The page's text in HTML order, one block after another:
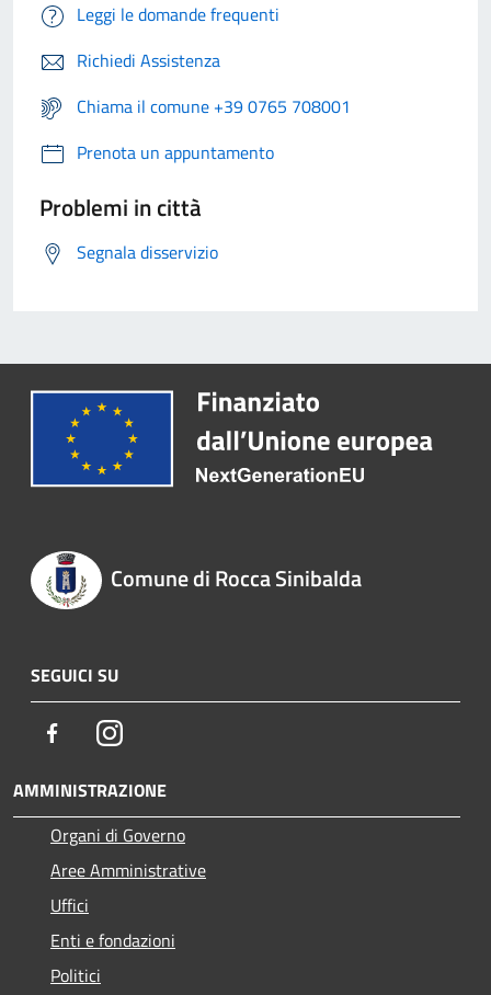
Leggi le domande frequenti
Richiedi Assistenza
Chiama il comune +39 0765 708001
Prenota un appuntamento
Problemi in città
Segnala disservizio
Comune di Rocca Sinibalda
SEGUICI SU
FacebookInstagram
AMMINISTRAZIONE
Organi di Governo
Aree Amministrative
Uffici
Enti e fondazioni
Politici